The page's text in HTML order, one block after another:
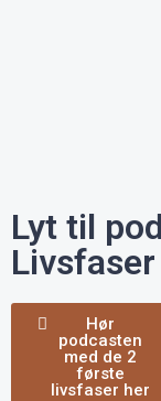
Lyt til
Hør
podcasten
med de 2
første
livsfaser her